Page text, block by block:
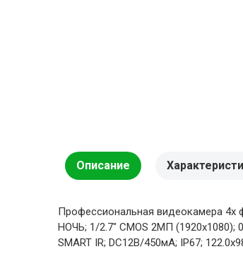
Описание
Профессиональная видеокамера 4х
НОЧЬ; 1/2.7" CMOS 2МП (1920х1080);
SMART IR; DC12В/450мА; IP67;